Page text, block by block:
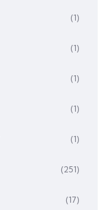
(1)
(1)
(1)
(1)
(1)
(251)
(17)